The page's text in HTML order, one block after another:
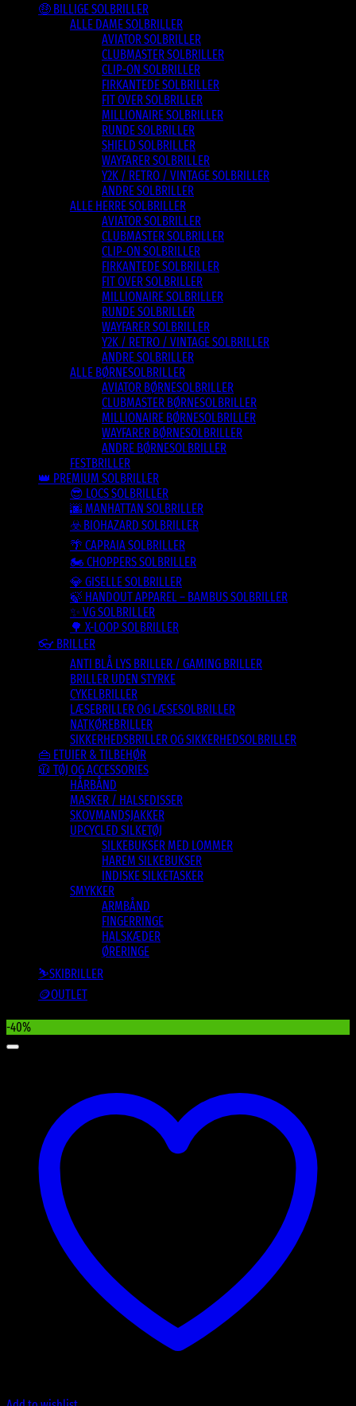
🤑 BILLIGE SOLBRILLER
ALLE DAME SOLBRILLER
AVIATOR SOLBRILLER
CLUBMASTER SOLBRILLER
CLIP-ON SOLBRILLER
FIRKANTEDE SOLBRILLER
FIT OVER SOLBRILLER
MILLIONAIRE SOLBRILLER
RUNDE SOLBRILLER
SHIELD SOLBRILLER
WAYFARER SOLBRILLER
Y2K / RETRO / VINTAGE SOLBRILLER
ANDRE SOLBRILLER
ALLE HERRE SOLBRILLER
AVIATOR SOLBRILLER
CLUBMASTER SOLBRILLER
CLIP-ON SOLBRILLER
FIRKANTEDE SOLBRILLER
FIT OVER SOLBRILLER
MILLIONAIRE SOLBRILLER
RUNDE SOLBRILLER
WAYFARER SOLBRILLER
Y2K / RETRO / VINTAGE SOLBRILLER
ANDRE SOLBRILLER
ALLE BØRNESOLBRILLER
AVIATOR BØRNESOLBRILLER
CLUBMASTER BØRNESOLBRILLER
MILLIONAIRE BØRNESOLBRILLER
WAYFARER BØRNESOLBRILLER
ANDRE BØRNESOLBRILLER
FESTBRILLER
👑 PREMIUM SOLBRILLER
😎 LOCS SOLBRILLER
🌆 MANHATTAN SOLBRILLER
☣️ BIOHAZARD SOLBRILLER
🌴 CAPRAIA SOLBRILLER
🏍️ CHOPPERS SOLBRILLER
💎 GISELLE SOLBRILLER
🍃 HANDOUT APPAREL – BAMBUS SOLBRILLER
✨ VG SOLBRILLER
🌳 X-LOOP SOLBRILLER
👓 BRILLER
ANTI BLÅ LYS BRILLER / GAMING BRILLER
BRILLER UDEN STYRKE
CYKELBRILLER
LÆSEBRILLER OG LÆSESOLBRILLER
NATKØREBRILLER
SIKKERHEDSBRILLER OG SIKKERHEDSOLBRILLER
👜 ETUIER & TILBEHØR
🧥 TØJ OG ACCESSORIES
HÅRBÅND
MASKER / HALSEDISSER
SKOVMANDSJAKKER
UPCYCLED SILKETØJ
SILKEBUKSER MED LOMMER
HAREM SILKEBUKSER
INDISKE SILKETASKER
SMYKKER
ARMBÅND
FINGERRINGE
HALSKÆDER
ØRERINGE
⛷️SKIBRILLER
🪙OUTLET
-40%